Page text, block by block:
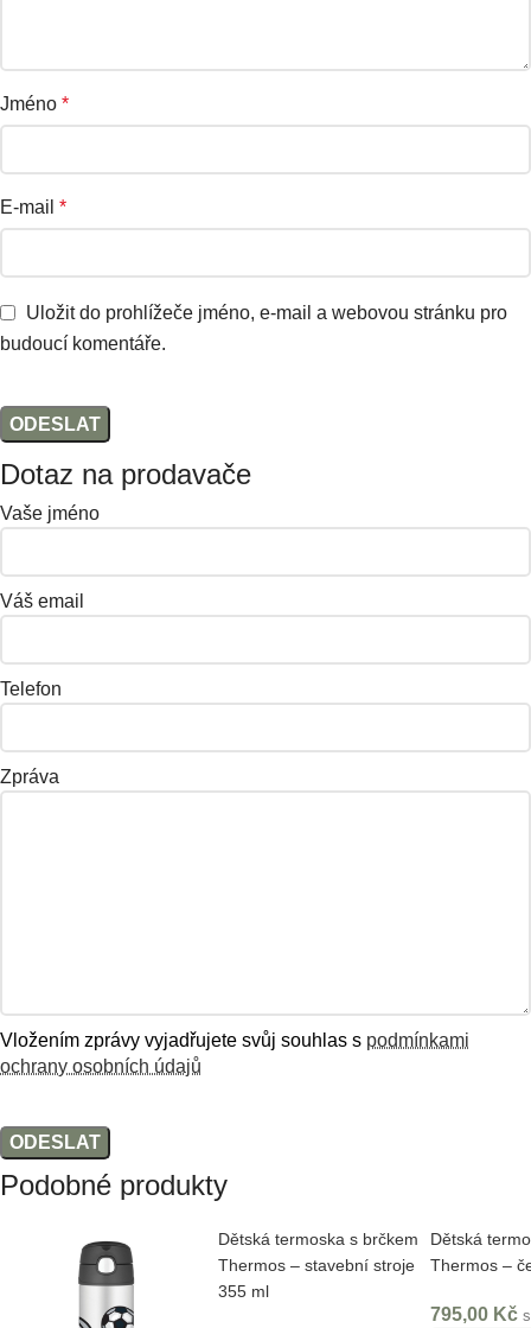
Jméno *
E-mail *
Uložit do prohlížeče jméno, e-mail a webovou stránku pro
budoucí komentáře.
Dotaz na prodavače
Vaše jméno
Váš email
Telefon
Zpráva
Vložením zprávy vyjadřujete svůj souhlas s podmínkami
ochrany osobních údajů
Podobné produkty
Dětská termoska s brčkem
Thermos – stavební stroje
355 ml
Dětská
Thermos –
795,00 Kč